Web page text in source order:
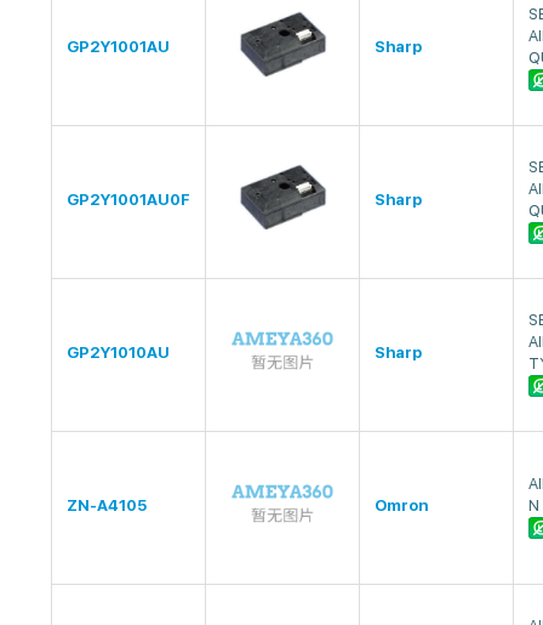
GP2Y1001AU Sharp
GP2Y1001AU0F Sharp
GP2Y1010AU Sharp
ZN-A4105 Omron
N